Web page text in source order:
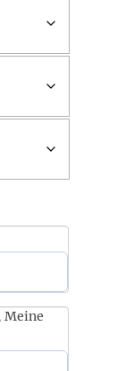
Meine